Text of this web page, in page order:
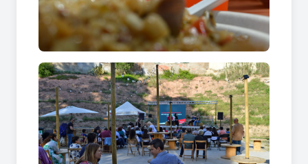
fomentar la consciència ambiental, el consum
responsable i la participació comunitària.